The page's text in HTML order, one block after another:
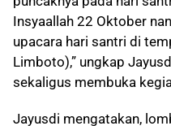
Insyaallah 22 Oktober
upacara hari santri di
Limboto),” ungkap
sekaligus membuka
Jayusdi mengatakan,